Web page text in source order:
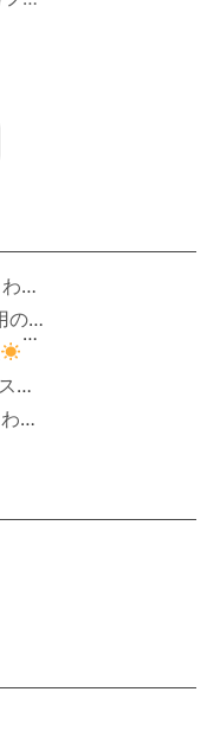
わんこOK 千葉のコテカフェ 8月わんこの日 オートミールdeローストビーフライス
8/8(土) ドッグラン・駐車場ご利用のお知らせ
サルシッチャと夏野菜のチーズパスタ期間限定新メニュー登場！
わんこOK 千葉のコテカフェ 7月わんこの日 白身魚とカラフルやさいのオムレツ